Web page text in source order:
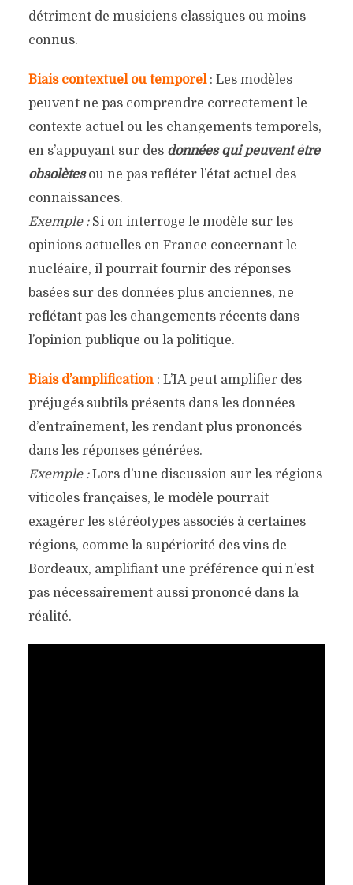
détriment de musiciens classiques ou moins
connus.
Biais contextuel ou temporel: Les modèles
peuvent ne pas comprendre correctement le
contexte actuel ou les changements temporels,
en s’appuyant sur des données qui peuvent être
obsolètesou ne pas refléter l’état actuel des
connaissances.
Exemple :Si on interroge le modèle sur les
opinions actuelles en France concernant le
nucléaire, il pourrait fournir des réponses
basées sur des données plus anciennes, ne
reflétant pas les changements récents dans
l’opinion publique ou la politique.
Biais d’amplification: L’IA peut amplifier des
préjugés subtils présents dans les données
d’entraînement, les rendant plus prononcés
dans les réponses générées.
Exemple :Lors d’une discussion sur les régions
viticoles françaises, le modèle pourrait
exagérer les stéréotypes associés à certaines
régions, comme la supériorité des vins de
Bordeaux, amplifiant une préférence qui n’est
pas nécessairement aussi prononcé dans la
réalité.